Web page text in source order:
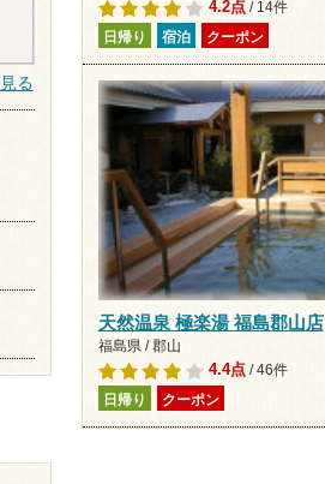
る
4.2点/ 14件
日帰り 宿泊 クーポン
天然温泉 極楽湯 福島郡山店
福島県 / 郡山
4.4点/ 46件
日帰り クーポン